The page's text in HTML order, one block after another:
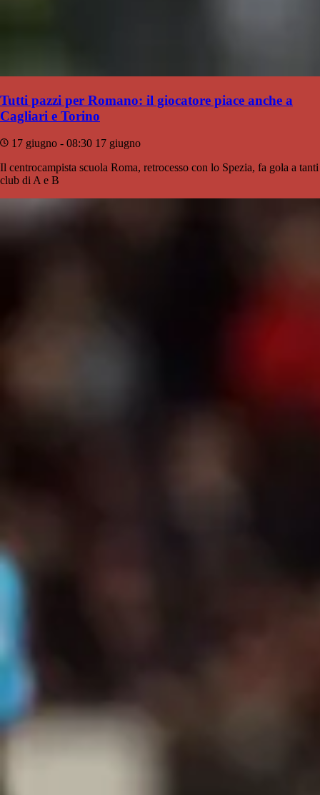
Tutti pazzi per Romano: il giocatore piace anche a
Cagliari e Torino
17 giugno - 08:30 17 giugno
Il centrocampista scuola Roma, retrocesso con lo Spezia, fa gola a tanti
club di A e B